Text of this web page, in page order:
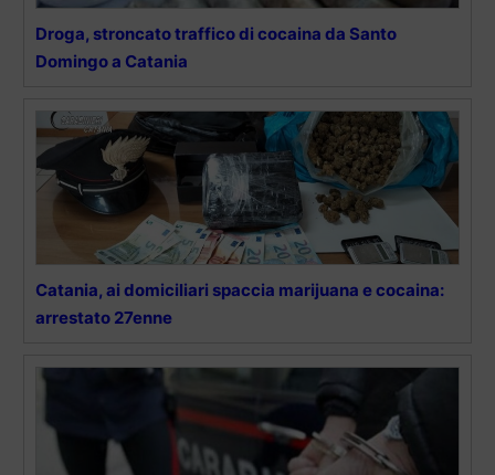
Droga, stroncato traffico di cocaina da Santo
Domingo a Catania
Catania, ai domiciliari spaccia marijuana e cocaina:
arrestato 27enne